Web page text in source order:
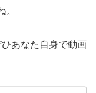
あなた自身で動画